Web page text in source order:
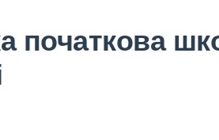
початкова